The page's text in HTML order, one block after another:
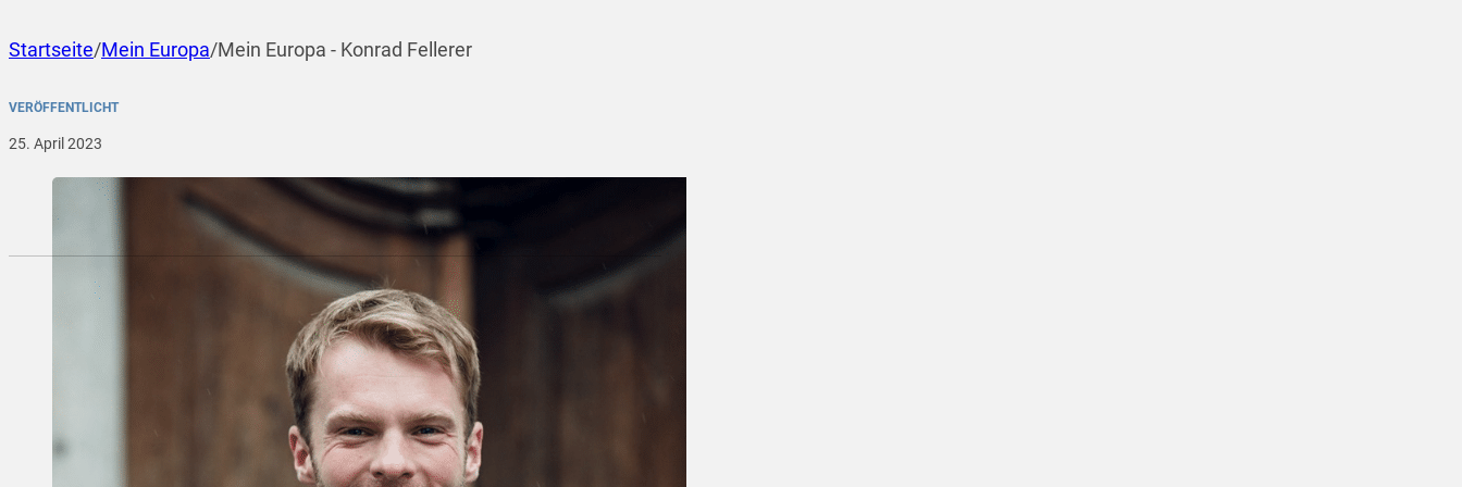
Startseite/Mein Europa/Mein Europa - Konrad Fellerer
VERÖFFENTLICHT
25. April 2023